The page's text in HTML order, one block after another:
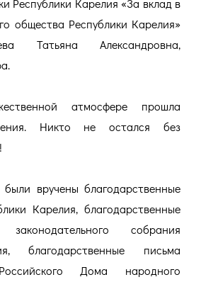
Республики Карелия «За вклад в
общества Республики Карелия»
Татьяна Александровна,
атмосфере прошла
Никто не остался без
вручены благодарственные
Карелия, благодарственные
собрания
благодарственные письма
Дома народного